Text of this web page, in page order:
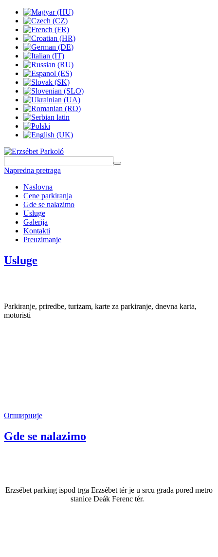
Napredna pretraga
Naslovna
Cene parkiranja
Gde se nalazimo
Usluge
Galerija
Kontakti
Preuzimanje
Usluge
Parkiranje, priredbe, turizam, karte za parkiranje, dnevna karta,
motoristi
Опширније
Gde se nalazimo
Erzsébet parking ispod trga Erzsébet tér je u srcu grada pored metro
stanice Deák Ferenc tér.